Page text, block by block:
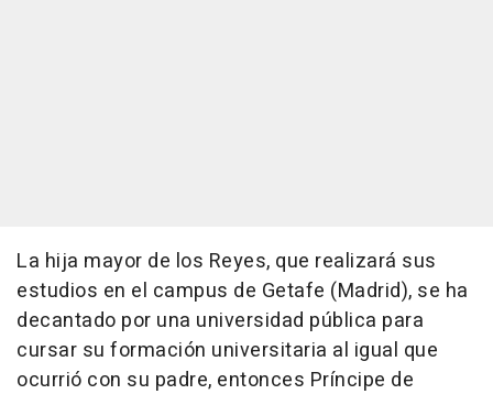
La hija mayor de los Reyes, que realizará sus
estudios en el campus de Getafe (Madrid), se ha
decantado por una universidad pública para
cursar su formación universitaria al igual que
ocurrió con su padre, entonces Príncipe de